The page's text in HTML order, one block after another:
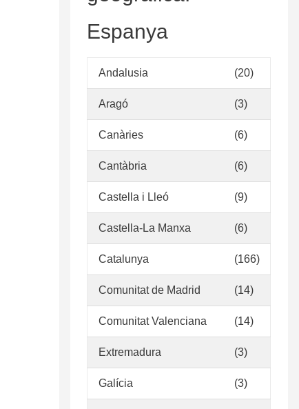
Espanya
Andalusia (20)
Aragó (3)
Canàries (6)
Cantàbria (6)
Castella i Lleó (9)
Castella-La Manxa (6)
Catalunya (166)
Comunitat de Madrid (14)
Comunitat Valenciana (14)
Extremadura (3)
Galícia (3)